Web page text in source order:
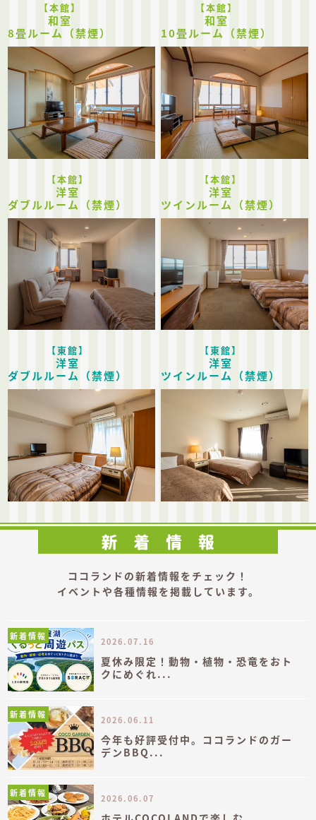
【本館】
和室
8畳ルーム（禁煙）
【本館】
和室
10畳ルーム（禁煙）
【本館】
洋室
ダブルルーム（禁煙）
【本館】
洋室
ツインルーム（禁煙）
【東館】
洋室
ダブルルーム（禁煙）
【東館】
洋室
ツインルーム（禁煙）
ココランドの新着情報をチェック！
イベントや各種情報を掲載しています。
新着情報
夏休み限定！動物・植物・恐竜をおト
クにめぐれ...
2026.07.16
新着情報
今年も好評受付中。ココランドのガー
デンBBQ...
2026.06.11
新着情報 2026.06.07